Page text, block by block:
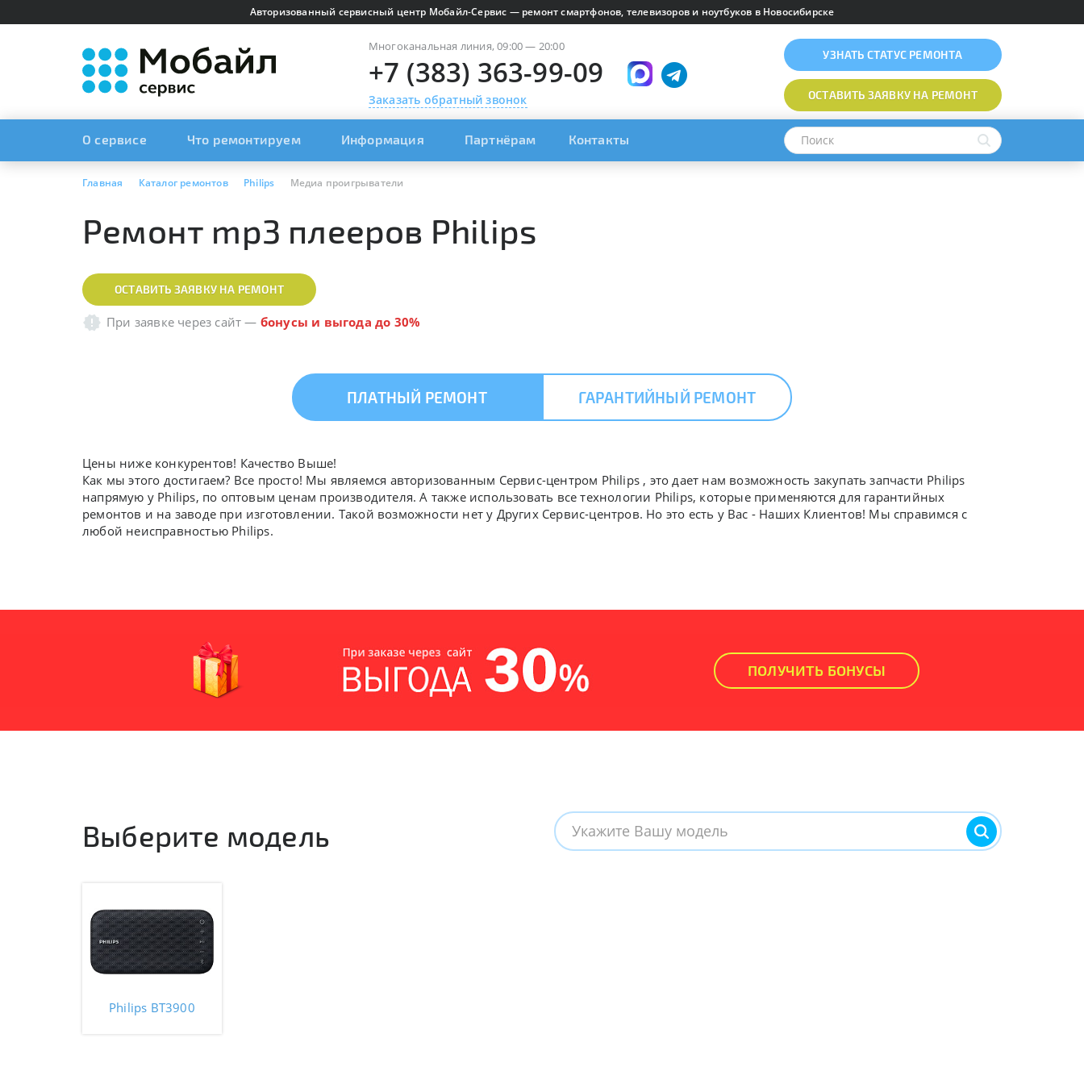
Авторизованный сервисный центр Мобайл-Сервис — ремонт смартфонов, телевизоров и ноутбуков в Новосибирске
Многоканальная линия, 09:00 — 20:00
+7 (383) 363-99-09
Заказать обратный звонок
УЗНАТЬ СТАТУС РЕМОНТА
ОСТАВИТЬ ЗАЯВКУНА РЕМОНТ
О сервисе Что ремонтируем Информация Партнёрам Контакты
Главная Каталог ремонтов Philips Медиа проигрыватели
Ремонт mp3 плееров Philips
ОСТАВИТЬ ЗАЯВКУ НА РЕМОНТ
При заявке через сайт — бонусы и выгода до 30%
ПЛАТНЫЙ РЕМОНТ ГАРАНТИЙНЫЙ РЕМОНТ
Цены ниже конкурентов! Качество Выше!
Как мы этого достигаем? Все просто! Мы являемся авторизованным Сервис-центром Philips , это дает нам возможность закупать запчасти Philips
напрямую у Philips, по оптовым ценам производителя. А также использовать все технологии Philips, которые применяются для гарантийных
ремонтов и на заводе при изготовлении. Такой возможности нет у Других Сервис-центров. Но это есть у Вас - Наших Клиентов! Мы справимся с
любой неисправностью Philips.
ПОЛУЧИТЬ БОНУСЫ
Выберите модель
Philips BT3900